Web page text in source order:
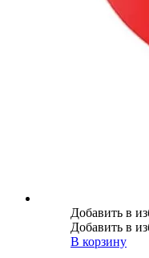
Добавить в
Добавить в
В корзину